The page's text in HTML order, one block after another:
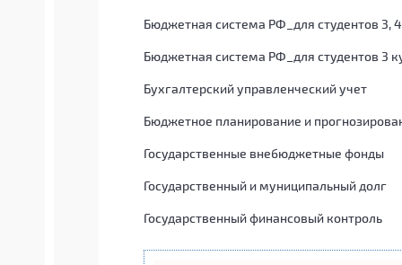
Бюджетная система РФ_для студентов 3,
Бюджетная система РФ_для студентов 3
Бухгалтерский управленческий учет
Бюджетное планирование и
Государственные внебюджетные фонды
Государственный и муниципальный долг
Государственный финансовый контроль